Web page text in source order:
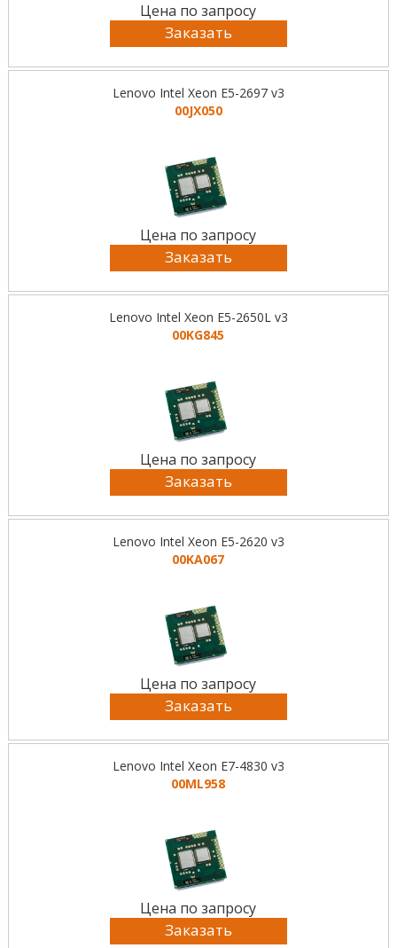
Цена по запросу
Заказать
Lenovo Intel Xeon E5-2697 v3
00JX050
Цена по запросу
Заказать
Lenovo Intel Xeon E5-2650L v3
00KG845
Цена по запросу
Заказать
Lenovo Intel Xeon E5-2620 v3
00KA067
Цена по запросу
Заказать
Lenovo Intel Xeon E7-4830 v3
00ML958
Цена по запросу
Заказать